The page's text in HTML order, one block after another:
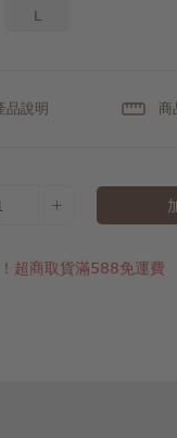
L
品說明 商
超商取貨滿588免運費